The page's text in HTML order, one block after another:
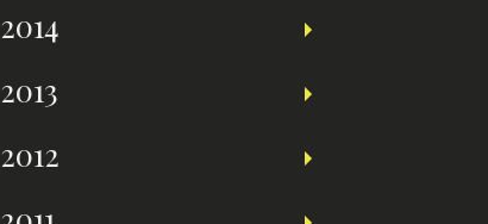
2014
2013
2012